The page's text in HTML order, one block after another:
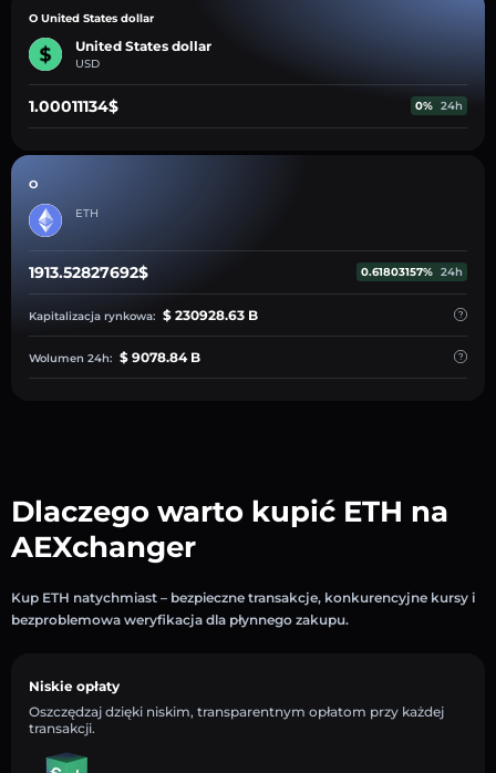
O United States dollar
United States dollar
USD
1.00011134$ 0% 24h
O
ETH
1913.52827692$ 0.61803157% 24h
Kapitalizacja rynkowa: $ 230928.63 B
Wolumen 24h: $ 9078.84 B
Dlaczego warto kupić ETH na
AEXchanger
Kup ETH natychmiast – bezpieczne transakcje, konkurencyjne kursy i
bezproblemowa weryfikacja dla płynnego zakupu.
Niskie opłaty
Oszczędzaj dzięki niskim, transparentnym opłatom przy każdej
transakcji.